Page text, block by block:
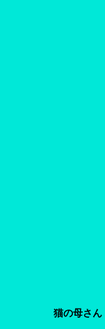
猫の母さん